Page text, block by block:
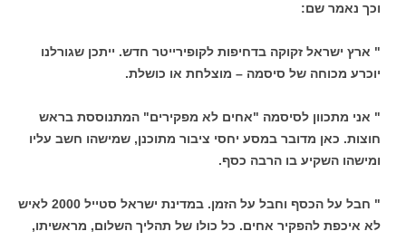
וכך נאמר שם:
" ארץ ישראל זקוקה בדחיפות לקופירייטר חדש. ייתכן שגורלנו
יוכרע מכוחה של סיסמה – מוצלחת או כושלת.
" אני מתכוון לסיסמה "אחים לא מפקירים" המתנוססת בראש
חוצות. כאן מדובר במסע יחסי ציבור מתוכנן, שמישהו חשב עליו
ומישהו השקיע בו הרבה כסף.
" חבל על הכסף וחבל על הזמן. במדינת ישראל סטייל 2000 לאיש
לא איכפת להפקיר אחים. כל כולו של תהליך השלום, מראשיתו,